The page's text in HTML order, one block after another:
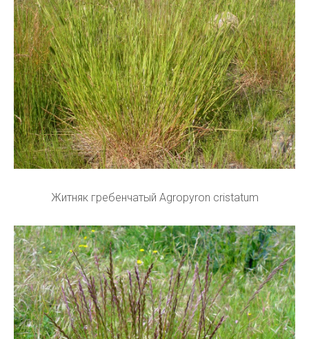
Житняк гребенчатый Agropyron cristatum